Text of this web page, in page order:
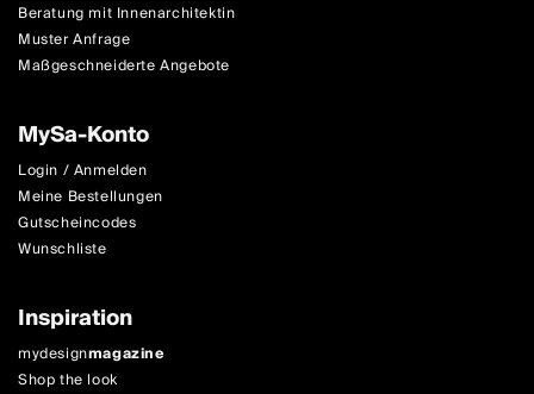
Beratung mit Innenarchitektin
Muster Anfrage
Maßgeschneiderte Angebote
MySa-Konto
Login / Anmelden
Meine Bestellungen
Gutscheincodes
Wunschliste
Inspiration
mydesignmagazine
Shop the look